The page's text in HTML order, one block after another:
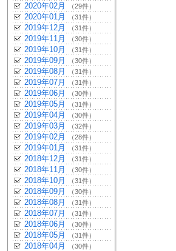
2020年02月 （29件）
2020年01月 （31件）
2019年12月 （31件）
2019年11月 （30件）
2019年10月 （31件）
2019年09月 （30件）
2019年08月 （31件）
2019年07月 （31件）
2019年06月 （30件）
2019年05月 （31件）
2019年04月 （30件）
2019年03月 （32件）
2019年02月 （28件）
2019年01月 （31件）
2018年12月 （31件）
2018年11月 （30件）
2018年10月 （31件）
2018年09月 （30件）
2018年08月 （31件）
2018年07月 （31件）
2018年06月 （30件）
2018年05月 （31件）
2018年04月 （30件）